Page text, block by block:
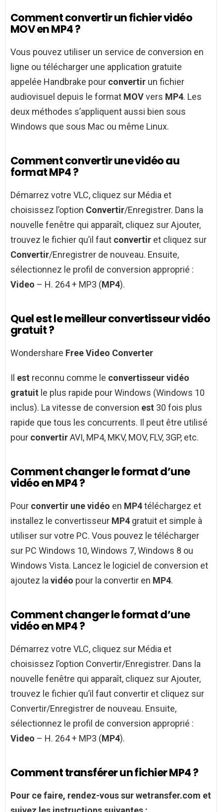
Comment convertir un fichier vidéo
MOV en MP4 ?
Vous pouvez utiliser un service de conversion en
ligne ou télécharger une application gratuite
appelée Handbrake pour convertir un fichier
audiovisuel depuis le format MOVvers MP4. Les
deux méthodes s’appliquent aussi bien sous
Windows que sous Mac ou même Linux.
Comment convertir une vidéo au
format MP4 ?
Démarrez votre VLC, cliquez sur Média et
choisissez l’option Convertir/Enregistrer. Dans la
nouvelle fenêtre qui apparaît, cliquez sur Ajouter,
trouvez le fichier qu’il faut convertir et cliquez sur
Convertir/Enregistrer de nouveau. Ensuite,
sélectionnez le profil de conversion approprié :
Video – H. 264 + MP3 (MP4).
Quel est le meilleur convertisseur vidéo
gratuit ?
Wondershare Free Video Converter
Il est reconnu comme le convertisseur vidéo
gratuit le plus rapide pour Windows (Windows 10
inclus). La vitesse de conversion est 30 fois plus
rapide que tous les concurrents. Il peut être utilisé
pour convertirAVI, MP4, MKV, MOV, FLV, 3GP, etc.
Comment changer le format d’une
vidéo en MP4 ?
Pour convertir une vidéo en MP4téléchargez et
installez le convertisseur MP4 gratuit et simple à
utiliser sur votre PC. Vous pouvez le télécharger
sur PC Windows 10, Windows 7, Windows 8 ou
Windows Vista. Lancez le logiciel de conversion et
ajoutez la vidéo pour la convertir en MP4.
Comment changer le format d’une
vidéo en MP4 ?
Démarrez votre VLC, cliquez sur Média et
choisissez l’option Convertir/Enregistrer. Dans la
nouvelle fenêtre qui apparaît, cliquez sur Ajouter,
trouvez le fichier qu’il faut convertir et cliquez sur
Convertir/Enregistrer de nouveau. Ensuite,
sélectionnez le profil de conversion approprié :
Video – H. 264 + MP3 (MP4).
Comment transférer un fichier MP4 ?
Pour ce faire, rendez-vous sur wetransfer.com et